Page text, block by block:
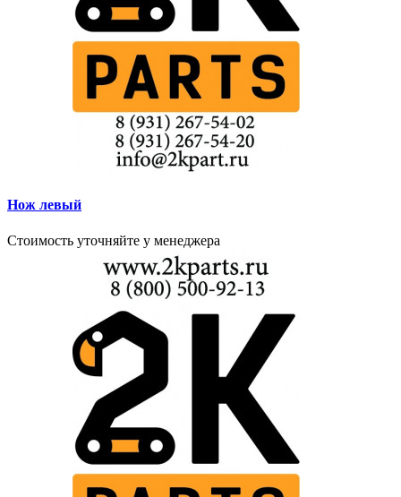
Нож левый
Стоимость уточняйте у менеджера